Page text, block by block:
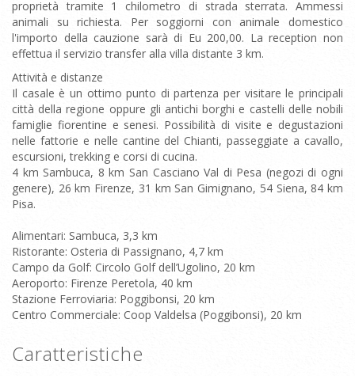
proprietà tramite 1 chilometro di strada sterrata. Ammessi
animali su richiesta. Per soggiorni con animale domestico
l'importo della cauzione sarà di Eu 200,00. La reception non
effettua il servizio transfer alla villa distante 3 km.
Attività e distanze
Il casale è un ottimo punto di partenza per visitare le principali
città della regione oppure gli antichi borghi e castelli delle nobili
famiglie fiorentine e senesi. Possibilità di visite e degustazioni
nelle fattorie e nelle cantine del Chianti, passeggiate a cavallo,
escursioni, trekking e corsi di cucina.
4 km Sambuca, 8 km San Casciano Val di Pesa (negozi di ogni
genere), 26 km Firenze, 31 km San Gimignano, 54 Siena, 84 km
Pisa.
Alimentari: Sambuca, 3,3 km
Ristorante: Osteria di Passignano, 4,7 km
Campo da Golf: Circolo Golf dell’Ugolino, 20 km
Aeroporto: Firenze Peretola, 40 km
Stazione Ferroviaria: Poggibonsi, 20 km
Centro Commerciale: Coop Valdelsa (Poggibonsi), 20 km
Caratteristiche